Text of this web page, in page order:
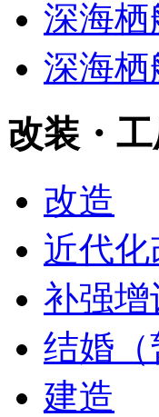
深海栖
深海栖
改装・
改造
近代化
补强增
结婚（
建造